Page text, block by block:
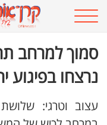
נרצחו בפיגוע
עצוב וטרגי: